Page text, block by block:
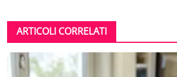
ARTICOLI CORRELATI